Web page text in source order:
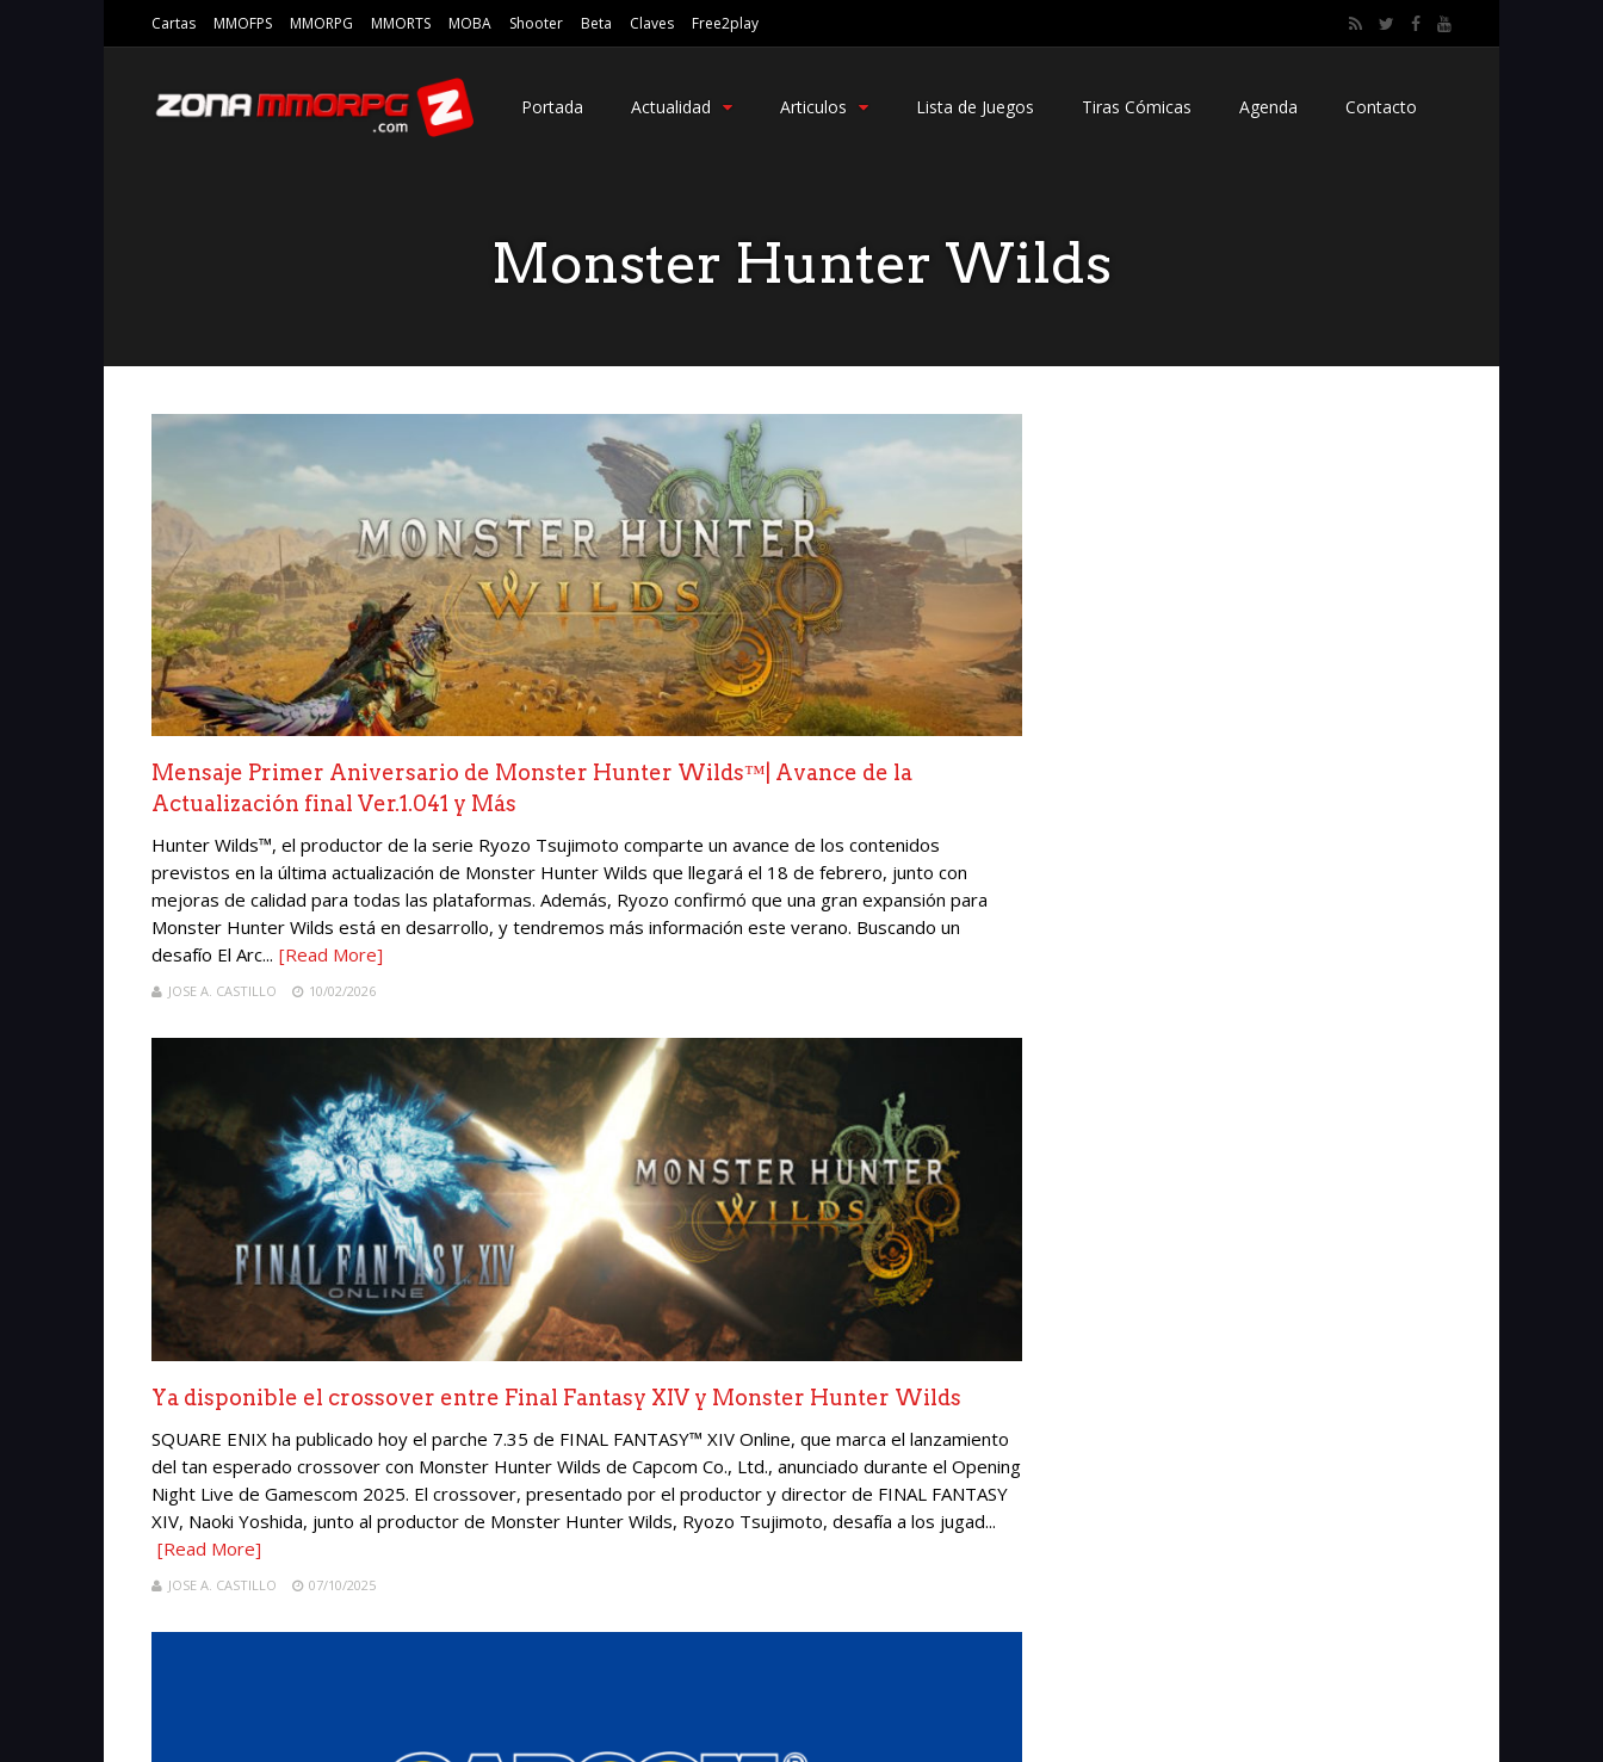
Cartas MMOFPS MMORPG MMORTS MOBA Shooter Beta Claves Free2play
Portada Actualidad Articulos Lista de Juegos Tiras Cómicas Agenda Contacto
Monster Hunter Wilds
Mensaje Primer Aniversario de Monster Hunter Wilds™| Avance de la
Actualización final Ver.1.041 y Más
Hunter Wilds™, el productor de la serie Ryozo Tsujimoto comparte un avance de los contenidos
previstos en la última actualización de Monster Hunter Wilds que llegará el 18 de febrero, junto con
mejoras de calidad para todas las plataformas. Además, Ryozo confirmó que una gran expansión para
Monster Hunter Wilds está en desarrollo, y tendremos más información este verano. Buscando un
desafío El Arc... [Read More]
JOSE A. CASTILLO 10/02/2026
Ya disponible el crossover entre Final Fantasy XIV y Monster Hunter Wilds
SQUARE ENIX ha publicado hoy el parche 7.35 de FINAL FANTASY™ XIV Online, que marca el lanzamiento
del tan esperado crossover con Monster Hunter Wilds de Capcom Co., Ltd., anunciado durante el Opening
Night Live de Gamescom 2025. El crossover, presentado por el productor y director de FINAL FANTASY
XIV, Naoki Yoshida, junto al productor de Monster Hunter Wilds, Ryozo Tsujimoto, desafía a los jugad...
[Read More]
JOSE A. CASTILLO 07/10/2025